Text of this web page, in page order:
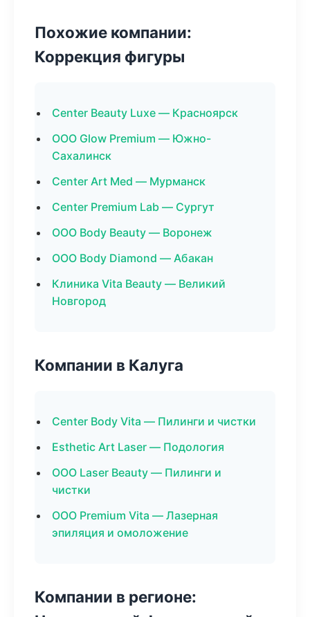
Похожие компании:
Коррекция фигуры
Center Beauty Luxe — Красноярск
ООО Glow Premium — Южно-
Сахалинск
Center Art Med — Мурманск
Center Premium Lab — Сургут
ООО Body Beauty — Воронеж
ООО Body Diamond — Абакан
Клиника Vita Beauty — Великий
Новгород
Компании в Калуга
Center Body Vita — Пилинги и чистки
Esthetic Art Laser — Подология
ООО Laser Beauty — Пилинги и
чистки
ООО Premium Vita — Лазерная
эпиляция и омоложение
Компании в регионе: